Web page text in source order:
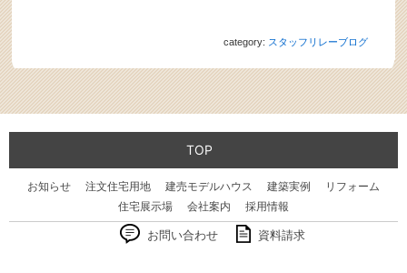
category: スタッフリレーブログ
TOP
お知らせ 注文住宅用地 建売モデルハウス 建築実例
リフォーム
住宅展示場
会社案内 採用情報
お問い合わせ 資料請求